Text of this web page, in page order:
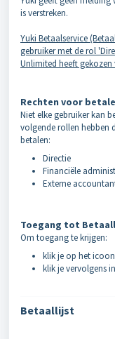
is verstreken.
Yuki Betaalservice
gebruiker met de rol
Unlimited heeft
Rechten voor
Niet elke gebruiker kan
volgende rollen hebben
betalen:
Directie
Financiële
Externe
Toegang tot
Om toegang te krijgen:
klik je op het
klik je vervolgens
Betaallijst